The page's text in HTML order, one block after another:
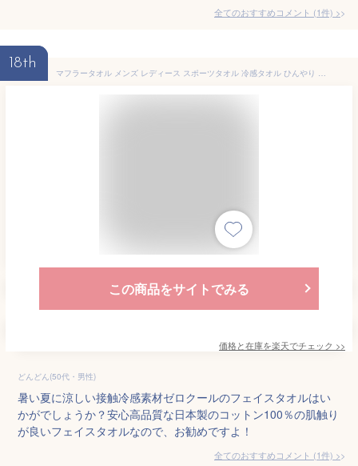
全てのおすすめコメント (1件) >
18th
マフラータオル メンズ レディース スポーツタオル 冷感タオル ひんやり 日本製数量限定 MINUS DEGREE Limited Sports 100％ 100percent コットン 綿 接触冷感素材ゼロクール タオル◇ギフト フェイスタオル
この商品をサイトでみる
価格と在庫を楽天でチェック >>
どんどん(50代・男性)
暑い夏に涼しい接触冷感素材ゼロクールのフェイスタオルはい
かがでしょうか？安心高品質な日本製のコットン100％の肌触り
が良いフェイスタオルなので、お勧めですよ！
全てのおすすめコメント (1件) >